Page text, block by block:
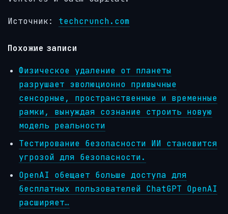
Источник: techcrunch.com
Похожие записи
Физическое удаление от планеты
разрушает эволюционно привычные
сенсорные, пространственные и временные
рамки, вынуждая сознание строить новую
модель реальности
Тестирование безопасности ИИ становится
угрозой для безопасности.
OpenAI обещает больше доступа для
бесплатных пользователей ChatGPT OpenAI
расширяет…